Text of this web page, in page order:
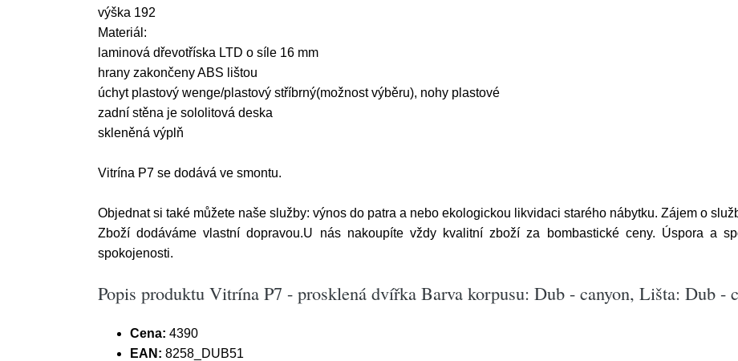
výška 192
Materiál:
laminová dřevotříska LTD o síle 16 mm
hrany zakončeny ABS lištou
úchyt plastový wenge/plastový stříbrný(možnost výběru), nohy plastové
zadní stěna je sololitová deska
skleněná výplň
Vitrína P7 se dodává ve smontu.
Objednat si také můžete naše služby: výnos do patra a nebo ekologickou likvidaci starého nábytku. Zájem o
Zboží dodáváme vlastní dopravou.U nás nakoupíte vždy kvalitní zboží za bombastické ceny. Úspora a
spokojenosti.
Popis produktu Vitrína P7 - prosklená dvířka Barva korpusu: Dub - canyon, Lišta: Dub -
Cena: 4390
EAN: 8258_DUB51